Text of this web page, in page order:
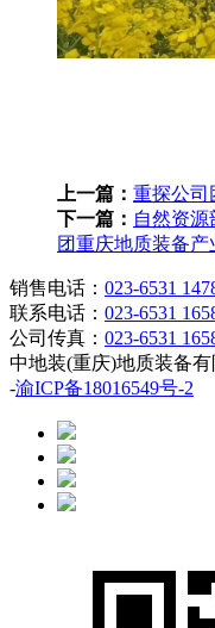
上一篇： 重探公司
下一篇： 自然资
团重庆地质装备产
销售电话： 023-6531
联系电话： 023-6531
公司传真： 023-6531
中地装(重庆)地质装备有
-渝ICP备18016549号-2